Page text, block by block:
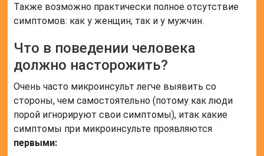
Также возможно практически полное отсутствие
симптомов: как у женщин, так и у мужчин.
Что в поведении человека
должно насторожить?
Очень часто микроинсульт легче выявить со
стороны, чем самостоятельно (потому как люди
порой игнорируют свои симптомы), итак какие
симптомы при микроинсульте проявляются
первыми: